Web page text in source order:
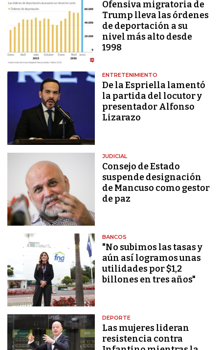
Ofensiva migratoria de
Trump lleva las órdenes
de deportación a su
nivel más alto desde
1998
ENTRETENIMIENTO
De la Espriella lamentó
la partida del locutor y
presentador Alfonso
Lizarazo
JUDICIAL
Consejo de Estado
suspende designación
de Mancuso como gestor
de paz
BANCOS
"No subimos las tasas y
aún así logramos unas
utilidades por $1,2
billones en tres años"
DEPORTE
Las mujeres lideran
resistencia contra